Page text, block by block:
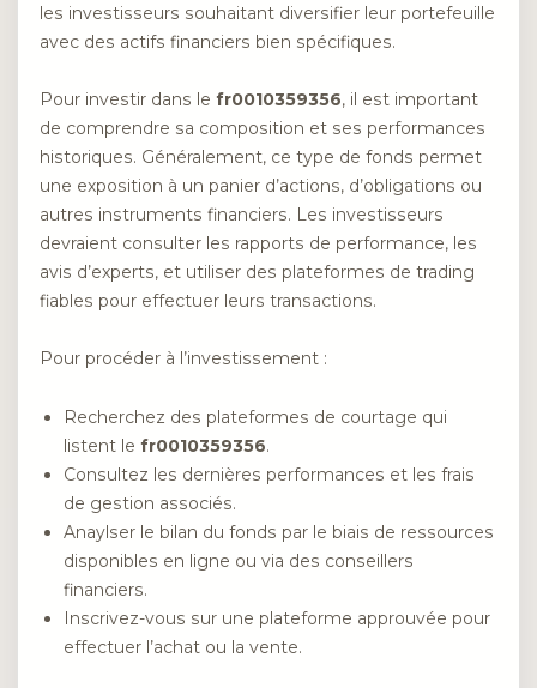
les investisseurs souhaitant diversifier leur portefeuille
avec des actifs financiers bien spécifiques.
Pour investir dans le fr0010359356, il est important
de comprendre sa composition et ses performances
historiques. Généralement, ce type de fonds permet
une exposition à un panier d’actions, d’obligations ou
autres instruments financiers. Les investisseurs
devraient consulter les rapports de performance, les
avis d’experts, et utiliser des plateformes de trading
fiables pour effectuer leurs transactions.
Pour procéder à l’investissement :
Recherchez des plateformes de courtage qui
listent le fr0010359356.
Consultez les dernières performances et les frais
de gestion associés.
Anaylser le bilan du fonds par le biais de ressources
disponibles en ligne ou via des conseillers
financiers.
Inscrivez-vous sur une plateforme approuvée pour
effectuer l’achat ou la vente.